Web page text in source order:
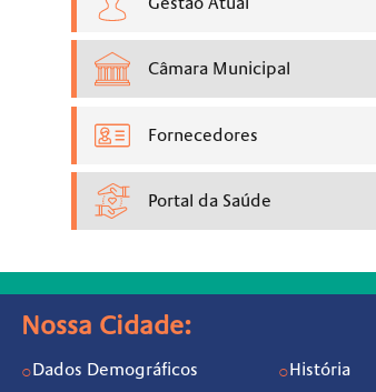
Câmara Municipal
Fornecedores
Portal da Saúde
Nossa Cidade:
○Dados Demográficos ○História